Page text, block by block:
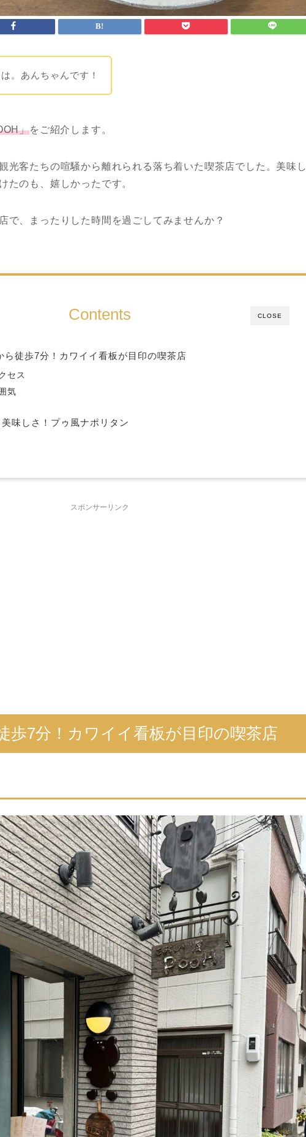
。あんちゃんです！
」をご紹介します。
光客たちの喧騒から離れられる落ち着いた喫茶店でした。美味し
たのも、嬉しかったです。
で、まったりした時間を過ごしてみませんか？
CLOSE
Contents
ら徒歩7分！カワイイ看板が目印の喫茶店
セス
気
味しさ！プゥ風ナポリタン
スポンサーリンク
歩7分！カワイイ看板が目印の喫茶店